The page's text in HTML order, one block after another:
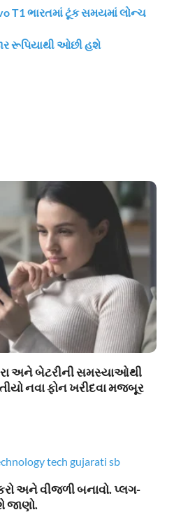
T1 ભારતમાં ટૂંક સમયમાં લોન્ચ
રૂપિયાથી ઓછી હશે
અને બેટરીની સમસ્યાઓથી
નવા ફોન ખરીદવા મજબૂર
અને વીજળી બનાવો. પ્લગ-
જાણો.